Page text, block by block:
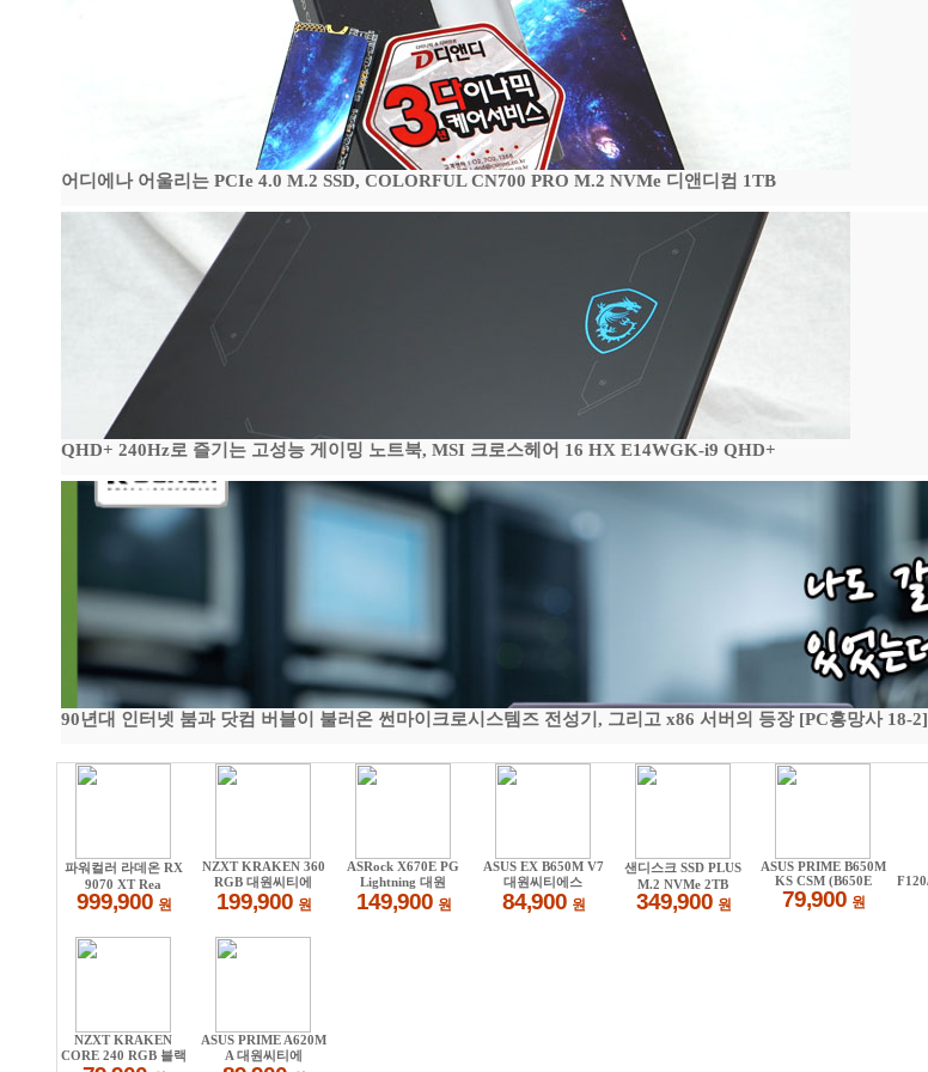
어디에나 어울리는 PCIe 4.0 M.2 SSD, COLORFUL CN700 PRO M.2 NVMe 디앤디컴 1TB
QHD+ 240Hz로 즐기는 고성능 게이밍 노트북, MSI 크로스헤어 16 HX E14WGK-i9 QHD+
90년대 인터넷 붐과 닷컴 버블이 불러온 썬마이크로시스템즈 전성기, 그리고 x86 서버의 등장 [PC흥망사 18-2]